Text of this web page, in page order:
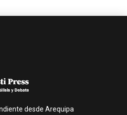
desde Arequipa